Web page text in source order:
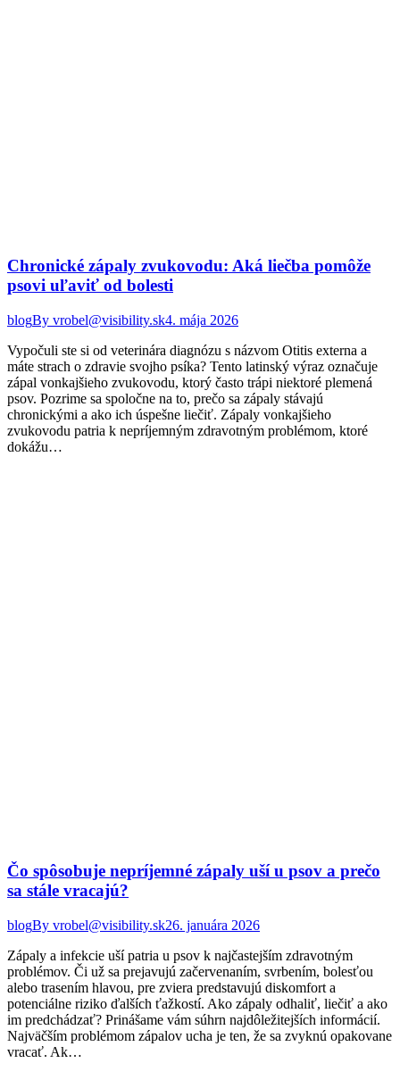
Chronické zápaly zvukovodu: Aká liečba pomôže
psovi uľaviť od bolesti
blogBy vrobel@visibility.sk4. mája 2026
Vypočuli ste si od veterinára diagnózu s názvom Otitis externa a
máte strach o zdravie svojho psíka? Tento latinský výraz označuje
zápal vonkajšieho zvukovodu, ktorý často trápi niektoré plemená
psov. Pozrime sa spoločne na to, prečo sa zápaly stávajú
chronickými a ako ich úspešne liečiť. Zápaly vonkajšieho
zvukovodu patria k nepríjemným zdravotným problémom, ktoré
dokážu…
Čo spôsobuje nepríjemné zápaly uší u psov a prečo
sa stále vracajú?
blogBy vrobel@visibility.sk26. januára 2026
Zápaly a infekcie uší patria u psov k najčastejším zdravotným
problémov. Či už sa prejavujú začervenaním, svrbením, bolesťou
alebo trasením hlavou, pre zviera predstavujú diskomfort a
potenciálne riziko ďalších ťažkostí. Ako zápaly odhaliť, liečiť a ako
im predchádzať? Prinášame vám súhrn najdôležitejších informácií.
Najväčším problémom zápalov ucha je ten, že sa zvyknú opakovane
vracať. Ak…